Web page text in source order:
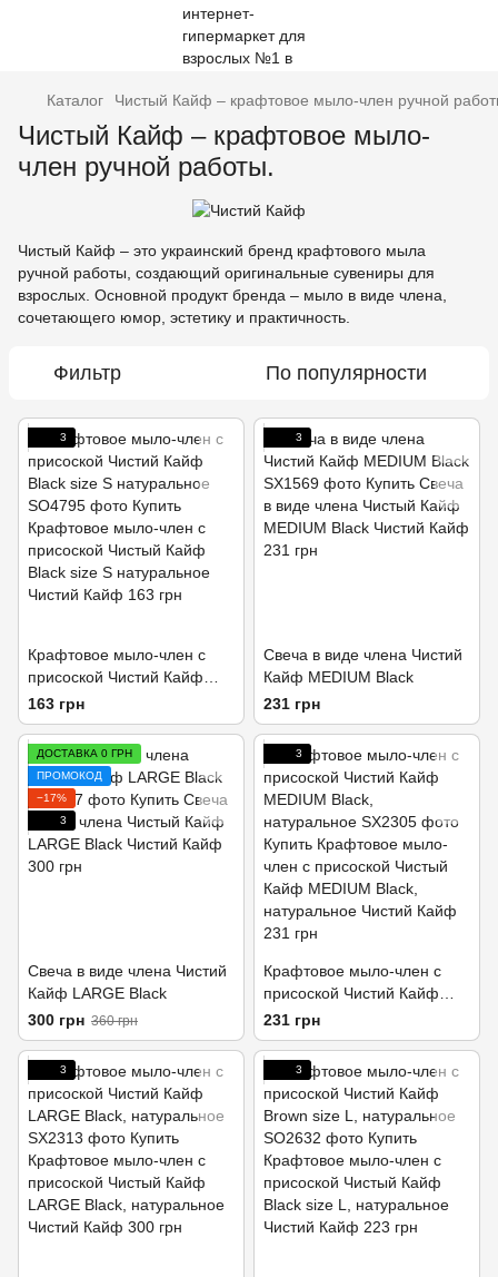
Каталог Чистый Кайф – крафтовое мыло-член ручной
Чистый Кайф – крафтовое мыло-
член ручной работы.
Чистый Кайф – это украинский бренд крафтового мыла
ручной работы, создающий оригинальные сувениры для
взрослых. Основной продукт бренда – мыло в виде члена,
сочетающего юмор, эстетику и практичность.
Фильтр По популярности
3
Крафтовое мыло-член с
присоской Чистий Кайф
Black size S натуральное
163 грн
3
Свеча в виде члена Чистий
Кайф MEDIUM Black
231 грн
ДОСТАВКА 0 ГРН
ПРОМОКОД
−17%
3
Свеча в виде члена Чистий
Кайф LARGE Black
300 грн 360 грн
3
Крафтовое мыло-член с
присоской Чистий Кайф
MEDIUM Black,
натуральное
231 грн
3 3